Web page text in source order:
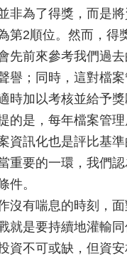
非為了得獎，而是
第2順位。然而，得
先前來參考我們過
譽；同時，這對檔
時加以考核並給予獎
的是，每年檔案管
資訊化也是評比基
重要的一環，我們
件。
沒有喘息的時刻，
就是要持續地灌輸
資不可或缺，但資